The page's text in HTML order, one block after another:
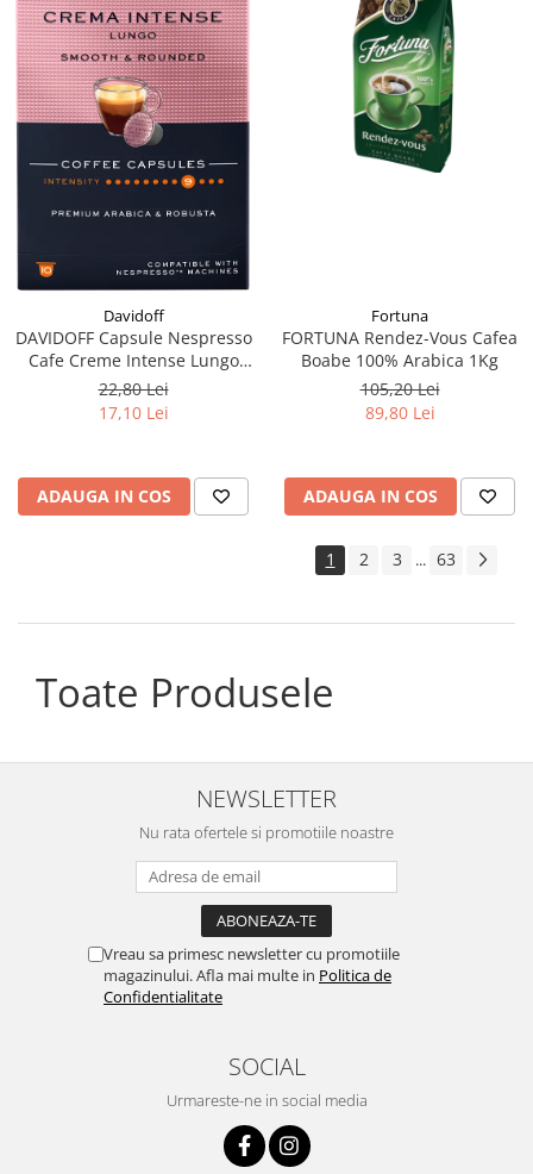
Davidoff
DAVIDOFF Capsule Nespresso
Cafe Creme Intense Lungo
10x5.5g
22,80 Lei
17,10 Lei
ADAUGA IN COS
Fortuna
FORTUNA Rendez-Vous Cafea
Boabe 100% Arabica 1Kg
105,20 Lei
89,80 Lei
ADAUGA IN COS
1 2 3 ... 63
Toate Produsele
NEWSLETTER
Nu rata ofertele si promotiile noastre
Vreau sa primesc newsletter cu promotiile
magazinului. Afla mai multe in Politica de
Confidentialitate
SOCIAL
Urmareste-ne in social media